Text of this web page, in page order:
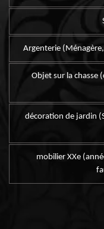
Argenterie
Objet sur la chasse
décoration de jardin
mobilier XXe